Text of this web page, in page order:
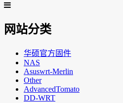
网站分类
华硕官方固件
NAS
Asuswrt-Merlin
Other
AdvancedTomato
DD-WRT